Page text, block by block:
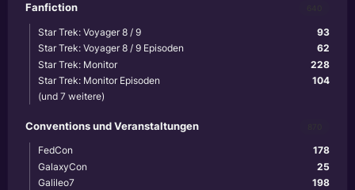
Fanfiction
93
Star Trek: Voyager 8 / 9
62
Star Trek: Voyager 8 / 9 Episoden
228
Star Trek: Monitor
104
Star Trek: Monitor Episoden
(und 7 weitere)
Conventions und Veranstaltungen
178
FedCon
25
GalaxyCon
198
Galileo7